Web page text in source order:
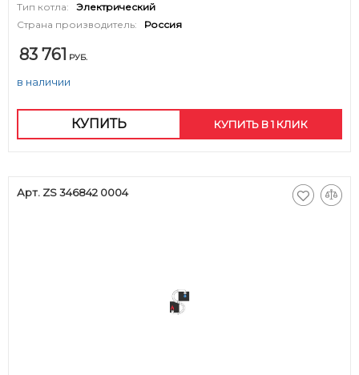
Тип котла:
Электрический
Страна производитель:
Россия
83 761 РУБ.
в наличии
КУПИТЬ КУПИТЬ В 1 КЛИК
Арт. ZS 346842 0004